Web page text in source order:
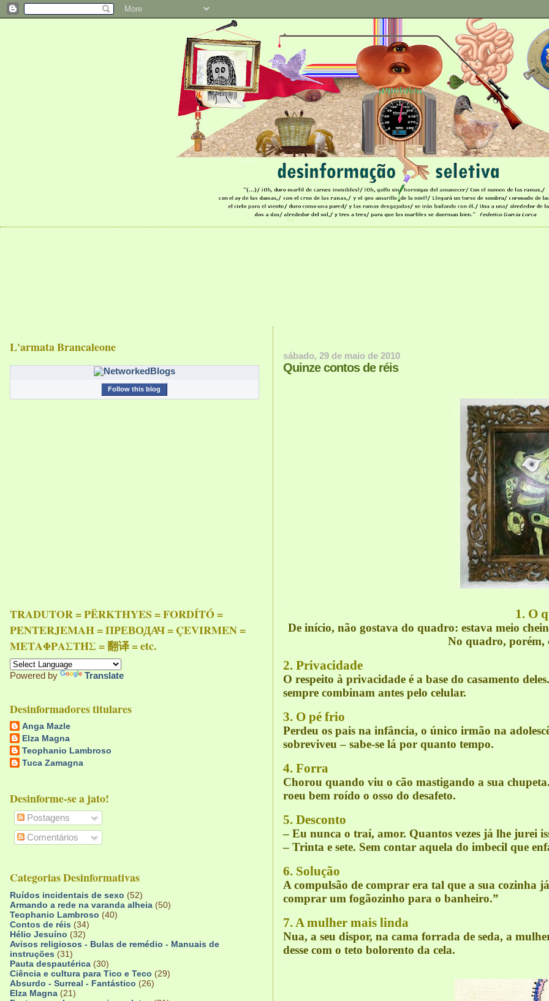
sábado, 29 de maio de 2010
Quinze contos de réis
.
1. O
De início, não gostava do quadro: estava meio
No quadro, porém,
.
2. Privacidade
O respeito à privacidade é a base do casamento
sempre combinam antes pelo celular.
.
3. O pé frio
Perdeu os pais na infância, o único irmão na
sobreviveu – sabe-se lá por quanto tempo.
.
4. Forra
Chorou quando viu o cão mastigando a sua
roeu bem roído o osso do desafeto.
.
5. Desconto
– Eu nunca o traí, amor. Quantos vezes já lhe jurei
– Trinta e sete. Sem contar aquela do imbecil que
.
6. Solução
A compulsão de comprar era tal que a sua cozinha
comprar um fogãozinho para o banheiro.”
.
7. Amulher mais linda
Nua, a seu dispor, na cama forrada de seda, a
desse com o teto bolorento da cela.
.
.
L'armata Brancaleone
Follow this blog
TRADUTOR = PËRKTHYES = FORDÍTÓ =
PENTERJEMAH = ПРЕВОДАЧ = ÇEVIRMEN =
ΜΕΤΑΦΡΑΣΤΉΣ = 翻译 = etc.
Powered by Translate
Desinformadores titulares
Anga Mazle
Elza Magna
Teophanio Lambroso
Tuca Zamagna
Desinforme-se a jato!
Postagens
Comentários
Categorias Desinformativas
Ruídos incidentais de sexo (52)
Armando a rede na varanda alheia (50)
Teophanio Lambroso (40)
Contos de réis (34)
Hélio Jesuíno (32)
Avisos religiosos - Bulas de remédio - Manuais de
instruções (31)
Pauta despautérica (30)
Ciência e cultura para Tico e Teco (29)
Absurdo - Surreal - Fantástico (26)
Elza Magna (21)